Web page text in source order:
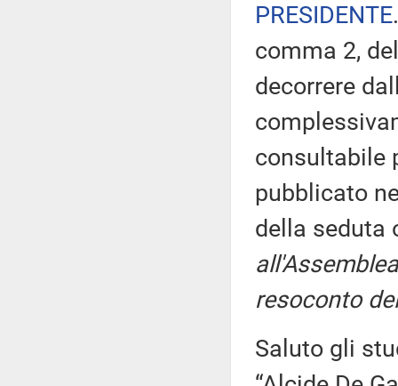
PRESIDENTE
comma 2,
decorrere
consultabile
pubblicato
della seduta
resoconto
Saluto gli